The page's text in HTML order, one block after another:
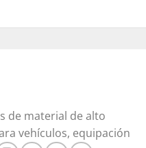
de material de alto
vehículos, equipación